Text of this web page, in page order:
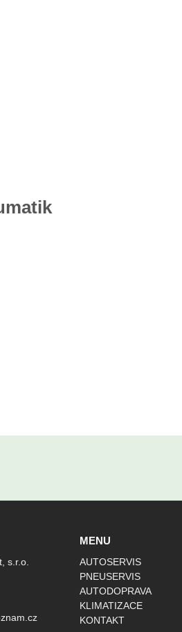
s.r.o.
MENU
AUTOSERVIS
PNEUSERVIS
AUTODOPRAVA
KLIMATIZACE
KONTAKT